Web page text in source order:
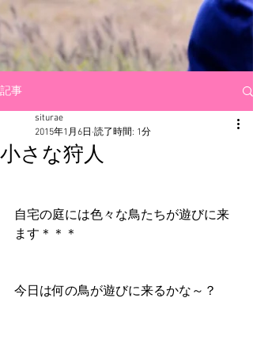
記事
小さな狩人
siturae
2015年1月6日 読了時間: 1分
自宅の庭には色々な鳥たちが遊びに来
ます＊＊＊
今日は何の鳥が遊びに来るかな～？